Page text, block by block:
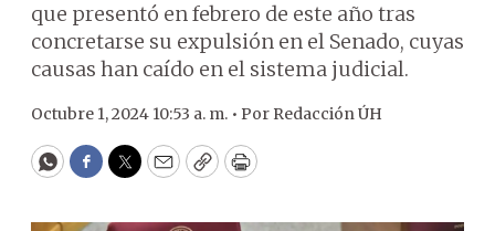
que presentó en febrero de este año tras
concretarse su expulsión en el Senado, cuyas
causas han caído en el sistema judicial.
Octubre 1, 2024 10:53 a. m. • Por Redacción ÚH
WhatsApp
Facebook
Twitter
EmailCopyPrint